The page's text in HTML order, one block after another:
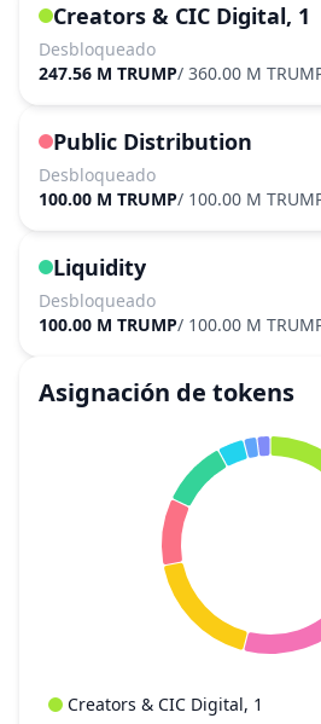
Creators & CIC Digital, 1
Desbloqueado
247.56 M TRUMP/ 360.00 M
Public Distribution
Desbloqueado
100.00 M TRUMP/ 100.00 M
Liquidity
Desbloqueado
100.00 M TRUMP/ 100.00 M
Asignación de tokens
Creators & CIC Digital, 1